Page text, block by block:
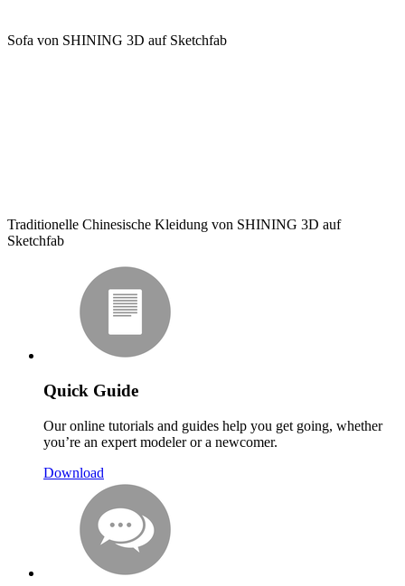
Sofa von SHINING 3D auf Sketchfab
Traditionelle Chinesische Kleidung von SHINING 3D auf
Sketchfab
Quick Guide
Our online tutorials and guides help you get going, whether
you’re an expert modeler or a newcomer.
Download